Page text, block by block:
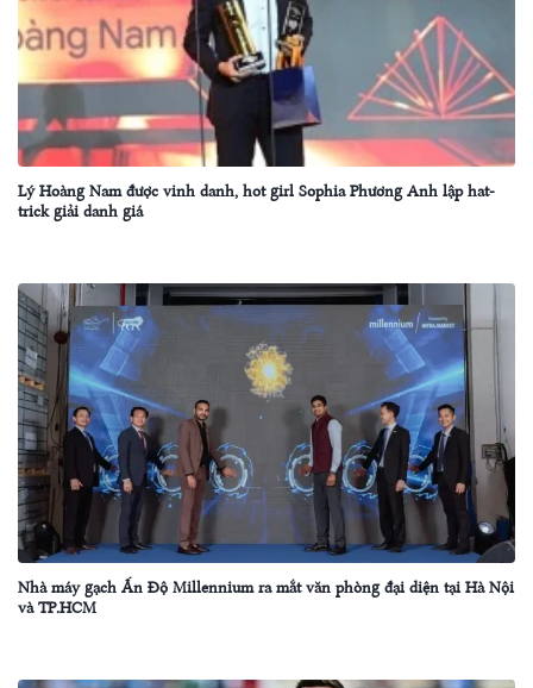
Lý Hoàng Nam được vinh danh, hot girl Sophia Phương Anh lập hat-
trick giải danh giá
Nhà máy gạch Ấn Độ Millennium ra mắt văn phòng đại diện tại Hà Nội
và TP.HCM